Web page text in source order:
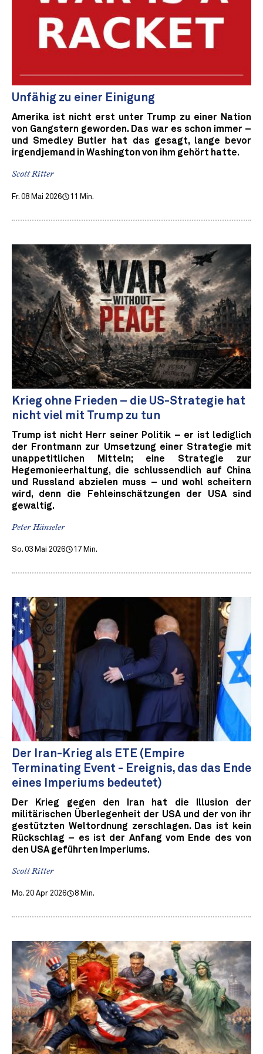
Unfähig zu einer Einigung
Amerika ist nicht erst unter Trump zu einer Nation
von Gangstern geworden. Das war es schon immer –
und Smedley Butler hat das gesagt, lange bevor
irgendjemand in Washington von ihm gehört hatte.
Scott Ritter
Fr. 08 Mai 2026 11 Min.
Krieg ohne Frieden – die US-Strategie hat
nicht viel mit Trump zu tun
Trump ist nicht Herr seiner Politik – er ist lediglich
der Frontmann zur Umsetzung einer Strategie mit
unappetitlichen Mitteln; eine Strategie zur
Hegemonieerhaltung, die schlussendlich auf China
und Russland abzielen muss – und wohl scheitern
wird, denn die Fehleinschätzungen der USA sind
gewaltig.
Peter Hänseler
So. 03 Mai 2026 17 Min.
Der Iran-Krieg als ETE (Empire
Terminating Event - Ereignis, das das Ende
eines Imperiums bedeutet)
Der Krieg gegen den Iran hat die Illusion der
militärischen Überlegenheit der USA und der von ihr
gestützten Weltordnung zerschlagen. Das ist kein
Rückschlag – es ist der Anfang vom Ende des von
den USA geführten Imperiums.
Scott Ritter
Mo. 20 Apr 2026 8 Min.